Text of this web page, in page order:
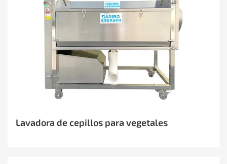
Lavadora de cepillos para vegetales